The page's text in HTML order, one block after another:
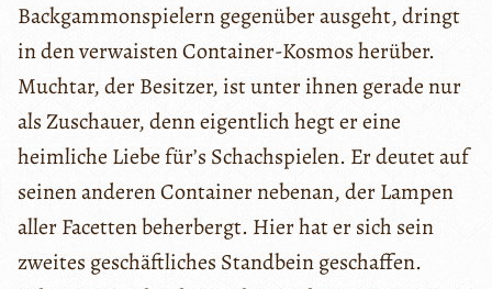
Backgammonspielern gegenüber ausgeht, dringt
in den verwaisten Container-Kosmos herüber.
Muchtar, der Besitzer, ist unter ihnen gerade nur
als Zuschauer, denn eigentlich hegt er eine
heimliche Liebe für’s Schachspielen. Er deutet auf
seinen anderen Container nebenan, der Lampen
aller Facetten beherbergt. Hier hat er sich sein
zweites geschäftliches Standbein geschaffen.